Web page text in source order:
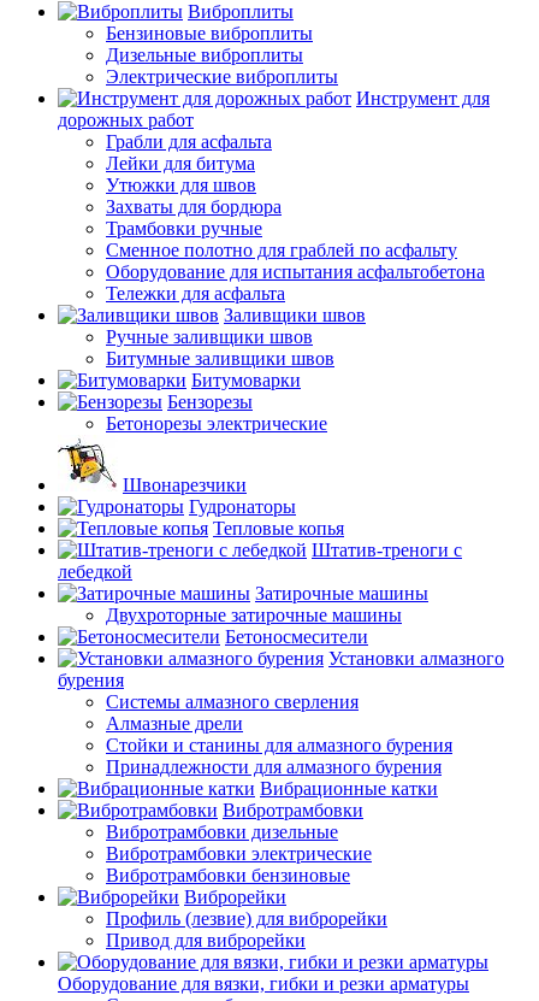
Виброплиты
Бензиновые виброплиты
Дизельные виброплиты
Электрические виброплиты
Инструмент для
дорожных работ
Грабли для асфальта
Лейки для битума
Утюжки для швов
Захваты для бордюра
Трамбовки ручные
Сменное полотно для граблей по асфальту
Оборудование для испытания асфальтобетона
Тележки для асфальта
Заливщики швов
Ручные заливщики швов
Битумные заливщики швов
Битумоварки
Бензорезы
Бетонорезы электрические
Швонарезчики
Гудронаторы
Тепловые копья
Штатив-треноги с
лебедкой
Затирочные машины
Двухроторные затирочные машины
Бетоносмесители
Установки алмазного
бурения
Системы алмазного сверления
Алмазные дрели
Стойки и станины для алмазного бурения
Принадлежности для алмазного бурения
Вибрационные катки
Вибротрамбовки
Вибротрамбовки дизельные
Вибротрамбовки электрические
Вибротрамбовки бензиновые
Виброрейки
Профиль (лезвие) для виброрейки
Привод для виброрейки
Оборудование для вязки, гибки и резки арматуры